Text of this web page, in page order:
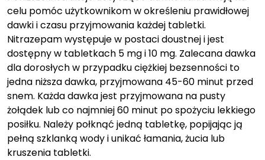
celu pomóc użytkownikom w określeniu prawidłowej
dawki i czasu przyjmowania każdej tabletki.
Nitrazepam występuje w postaci doustnej i jest
dostępny w tabletkach 5 mg i 10 mg. Zalecana dawka
dla dorosłych w przypadku ciężkiej bezsenności to
jedna niższa dawka, przyjmowana 45-60 minut przed
snem. Każda dawka jest przyjmowana na pusty
żołądek lub co najmniej 60 minut po spożyciu lekkiego
posiłku. Należy połknąć jedną tabletkę, popijając ją
pełną szklanką wody i unikać łamania, żucia lub
kruszenia tabletki.